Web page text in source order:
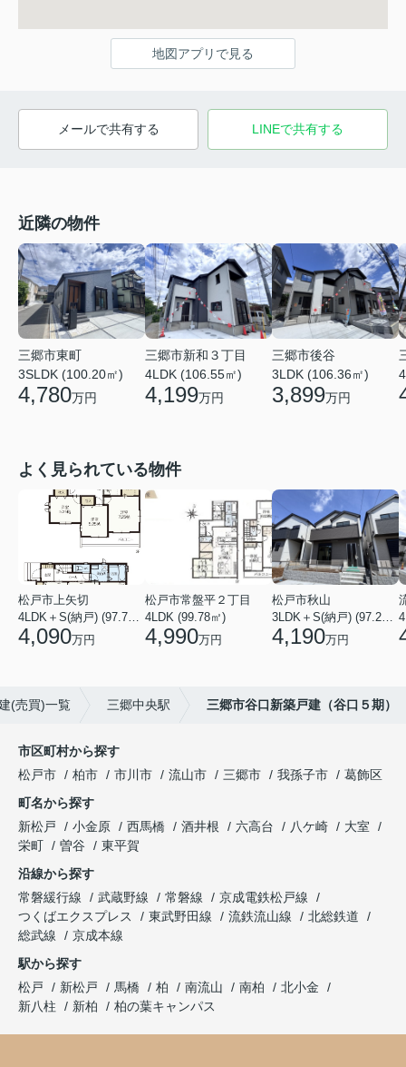
地図アプリで見る
メールで共有する LINEで共有する
近隣の物件
三郷市東町
3SLDK (100.20㎡)
4,780万円
三郷市新和３丁目
4LDK (106.55㎡)
4,199万円
三郷市後谷
3LDK (106.36㎡)
3,899万円
よく見られている物件
松戸市上矢切
4LDK＋S(納戸) (97.71㎡)
4,090万円
松戸市常盤平２丁目
4LDK (99.78㎡)
4,990万円
松戸市秋山
3LDK＋S(納戸) (97.29㎡)
4,190万円
(売買)一覧 三郷中央駅 三郷市谷口新築戸建（谷口５期）
市区町村から探す
松戸市
柏市 市川市 流山市 三郷市 我孫子市
葛飾区
町名から探す
新松戸
小金原 西馬橋 酒井根 六高台 八ケ崎
大室
栄町
曽谷
東平賀
沿線から探す
常磐緩行線
武蔵野線 常磐線
京成電鉄松戸線
つくばエクスプレス
東武野田線 流鉄流山線
北総鉄道
総武線
京成本線
駅から探す
松戸
新松戸 馬橋 柏 南流山 南柏
北小金
新八柱
新柏 柏の葉キャンパス